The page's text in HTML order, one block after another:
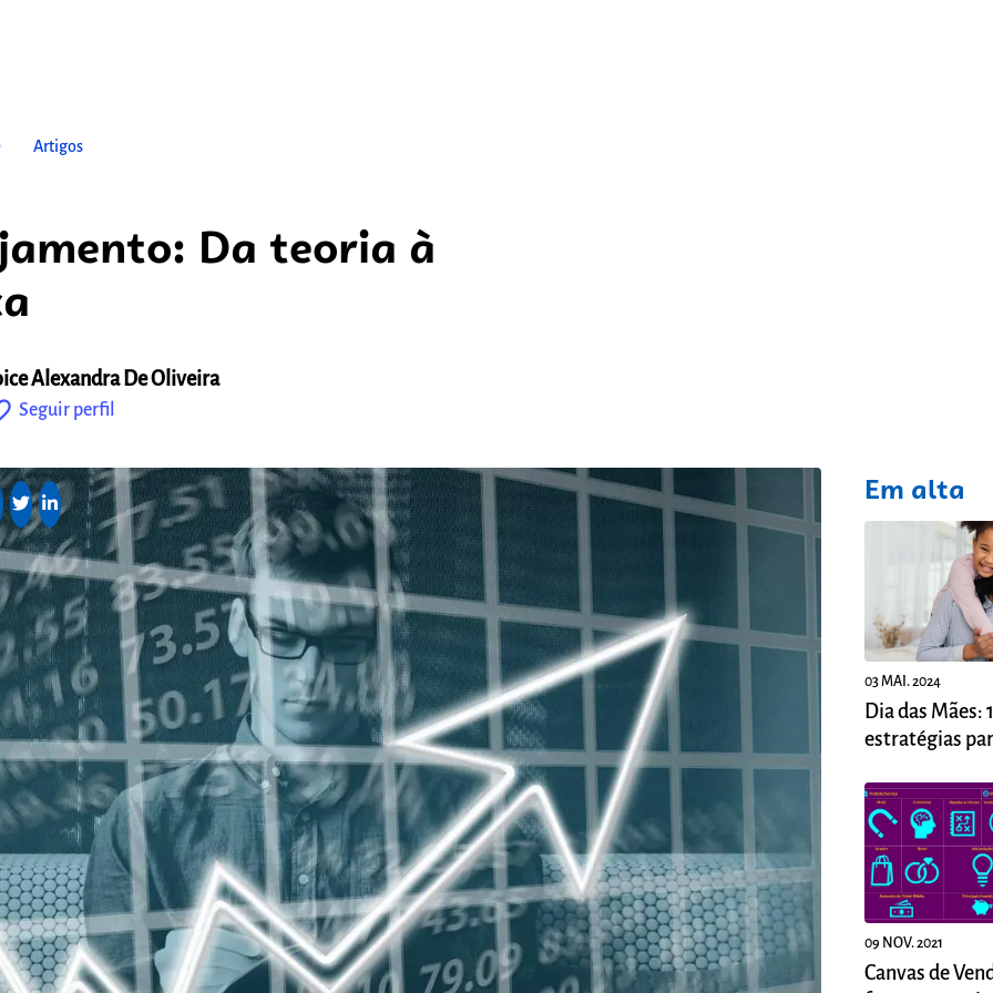
Artigos
Da teoria à
Alexandra De Oliveira
Seguir perfil
fixo
Em alta
03 MAI. 2024
Dia das Mães:
estratégias
09 NOV. 2021
Canvas de